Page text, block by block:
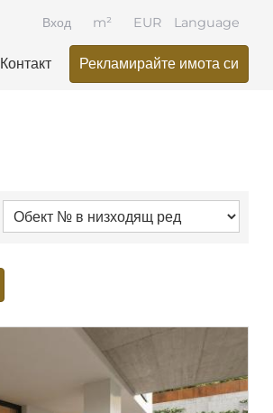
Language
Контакт Рекламирайте имота си
Вход EUR
m²